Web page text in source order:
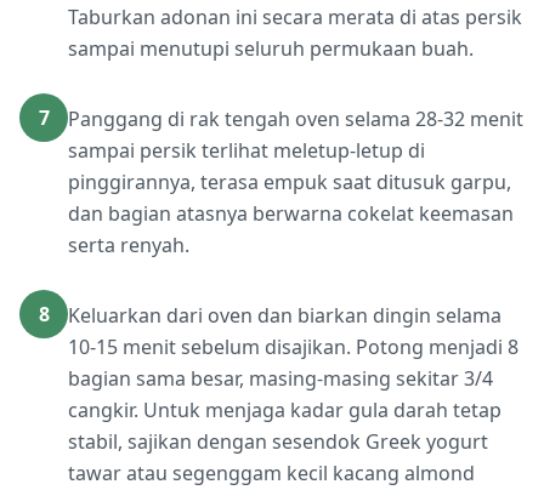
Taburkan adonan ini secara merata di atas persik
sampai menutupi seluruh permukaan buah.
7
Panggang di rak tengah oven selama 28-32 menit
sampai persik terlihat meletup-letup di
pinggirannya, terasa empuk saat ditusuk garpu,
dan bagian atasnya berwarna cokelat keemasan
serta renyah.
8
Keluarkan dari oven dan biarkan dingin selama
10-15 menit sebelum disajikan. Potong menjadi 8
bagian sama besar, masing-masing sekitar 3/4
cangkir. Untuk menjaga kadar gula darah tetap
stabil, sajikan dengan sesendok Greek yogurt
tawar atau segenggam kecil kacang almond